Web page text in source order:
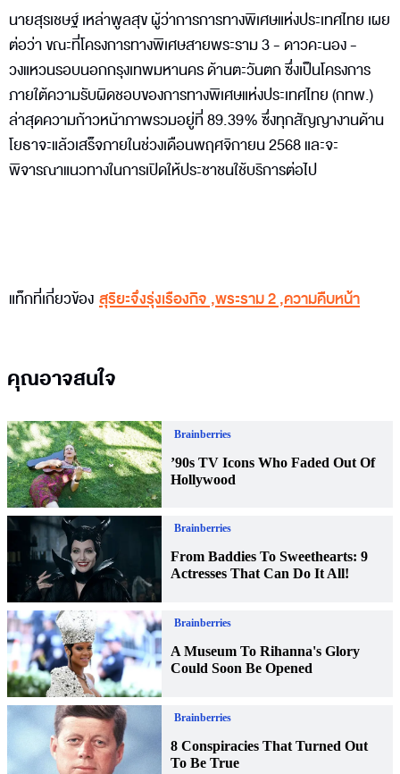
นายสุรเชษฐ์ เหล่าพูลสุข ผู้ว่าการการทางพิเศษแห่งประเทศไทย เผย
ต่อว่า ขณะที่โครงการทางพิเศษสายพระราม 3 - ดาวคะนอง -
วงแหวนรอบนอกกรุงเทพมหานคร ด้านตะวันตก ซึ่งเป็นโครงการ
ภายใต้ความรับผิดชอบของการทางพิเศษแห่งประเทศไทย (กทพ.)
ล่าสุดความก้าวหน้าภาพรวมอยู่ที่ 89.39% ซึ่งทุกสัญญางานด้าน
โยธาจะแล้วเสร็จภายในช่วงเดือนพฤศจิกายน 2568 และจะ
พิจารณาแนวทางในการเปิดให้ประชาชนใช้บริการต่อไป
แท็กที่เกี่ยวข้อง สุริยะจึงรุ่งเรืองกิจ ,พระราม 2,ความคืบหน้า
คุณอาจสนใจ